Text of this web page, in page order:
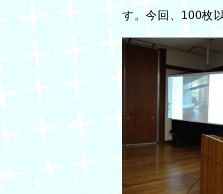
す。今回、100枚